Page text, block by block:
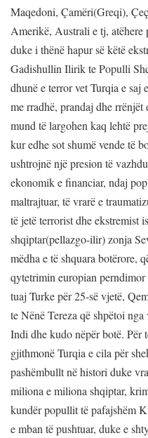
Maqedoni, Çamëri(Greqi),
Amerikë, Australi e tj,
duke i thënë hapur së këtë
Gadishullin Ilirik te Populli
dhunë e terror vet Turqia e saj
me rradhë, prandaj dhe
mund të largohen kaq lehtë
kur edhe sot shumë vende të
ushtrojnë një presion të
ekonomik e financiar, ndaj
maltrajtuar, të vrarë e
të jetë terrorist dhe ekstremist
shqiptar(pellazgo-ilir) zonja
mëdha e të shquara botërore,
qytetrimin europian
tuaj Turke për 25-së vjetë,
te Nënë Tereza që shpëtoi
Indi dhe kudo nëpër botë. Për
gjithmonë Turqia e cila për
pashëmbullt në histori duke
miliona e miliona shqiptar,
kundër popullit të pafajshëm
e mban të pushtuar, duke e